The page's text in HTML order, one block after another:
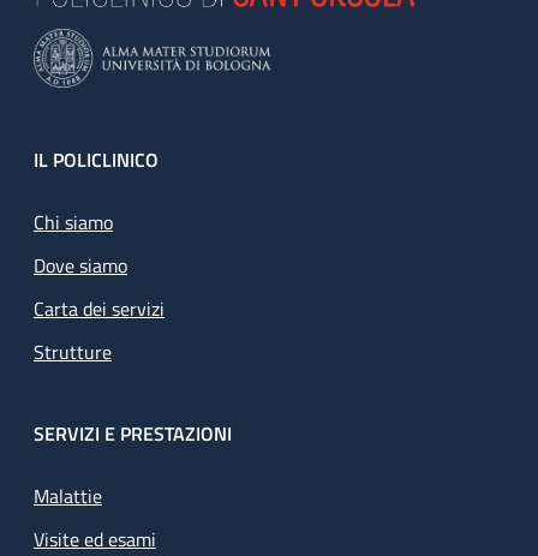
Footer
IL POLICLINICO
Chi siamo
Dove siamo
Carta dei servizi
Strutture
SERVIZI E PRESTAZIONI
Malattie
Visite ed esami